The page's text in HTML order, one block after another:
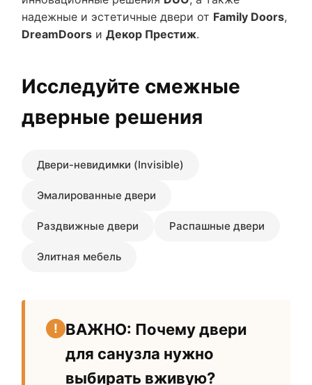
надежные и эстетичные двери от Family Doors,
DreamDoors и Декор Престиж.
Исследуйте смежные
дверные решения
Двери-невидимки (Invisible)
Эмалированные двери
Раздвижные двери Распашные двери
Элитная мебель
ВАЖНО: Почему двери
для санузла нужно
выбирать вживую?